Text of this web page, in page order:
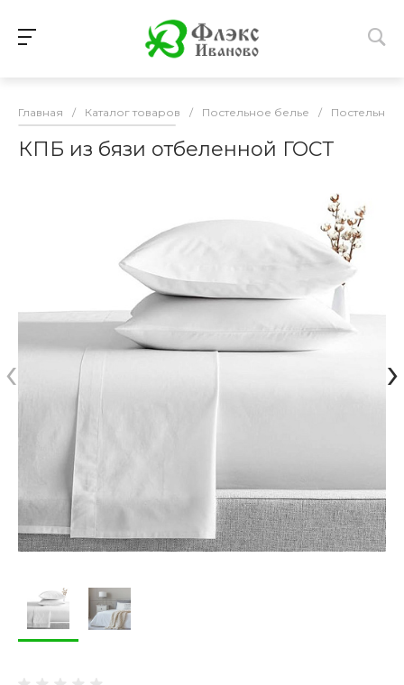
Главная / Каталог товаров / Постельное белье /
КПБ из бязи отбеленной ГОСТ
‹ ›